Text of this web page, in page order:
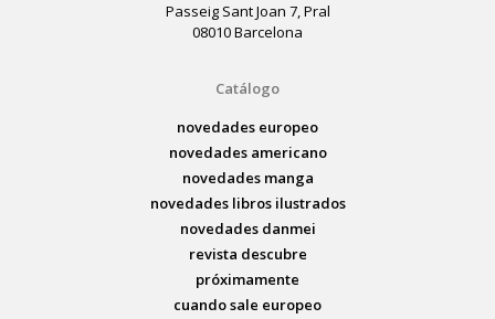
Passeig Sant Joan 7, Pral
08010 Barcelona
Catálogo
novedades europeo
novedades americano
novedades manga
novedades libros ilustrados
novedades danmei
revista descubre
próximamente
cuando sale europeo